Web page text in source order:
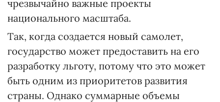
чрезвычайно важные проекты
национального масштаба.
Так, когда создается новый самолет,
государство может предоставить на его
разработку льготу, потому что это может
быть одним из приоритетов развития
страны. Однако суммарные объемы